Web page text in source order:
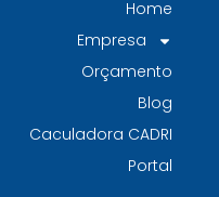
de gestão de
para sua
especializada é
Home
Empresa
Orçamento
Blog
Caculadora CADRI
Portal